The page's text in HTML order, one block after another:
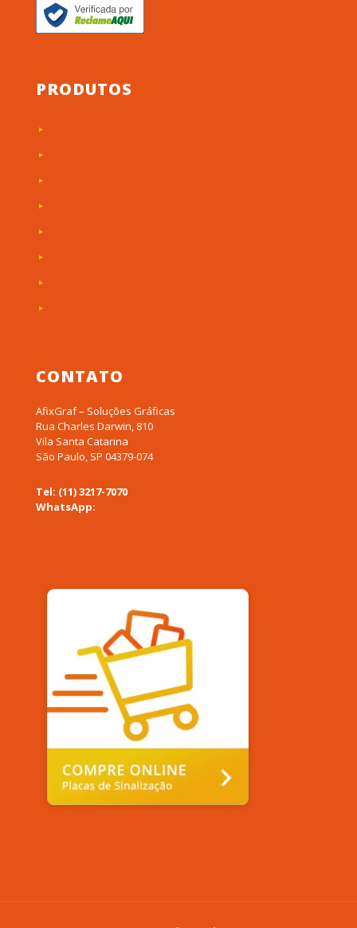
PRODUTOS
CONTATO
AfixGraf – Soluções Gráficas
Rua Charles Darwin, 810
Vila Santa Catarina
São Paulo, SP 04379-074
Tel: (11) 3217-7070
WhatsApp: